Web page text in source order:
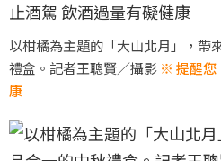
以柑橘為主題的「大山北月」，帶
禮盒。記者王聰賢／攝影 ※ 提醒您
康